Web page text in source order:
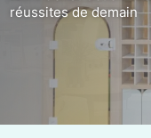
réussites de demain